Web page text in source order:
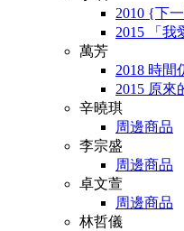
2010 {下
2015 「我
萬芳
2018 時間
2015 原來
辛曉琪
周邊商品
李宗盛
周邊商品
卓文萱
周邊商品
林哲儀